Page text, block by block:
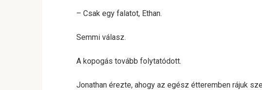
– Csak egy falatot, Ethan.
Semmi válasz.
A kopogás tovább folytatódott.
Jonathan érezte, ahogy az egész étteremben rájuk